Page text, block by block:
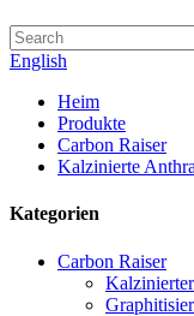
English
Heim
Produkte
Carbon Raiser
Kalzinierte
Kategorien
Carbon Raiser